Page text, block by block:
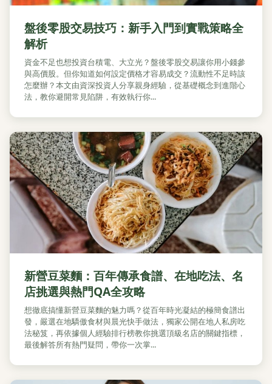
盤後零股交易技巧：新手入門到實戰策略全
解析
資金不足也想投資台積電、大立光？盤後零股交易讓你用小錢參
與高價股。但你知道如何設定價格才容易成交？流動性不足時該
怎麼辦？本文由資深投資人分享親身經驗，從基礎概念到進階心
法，教你避開常見陷阱，有效執行你...
新營豆菜麵：百年傳承食譜、在地吃法、名
店挑選與熱門QA全攻略
想徹底搞懂新營豆菜麵的魅力嗎？從百年時光凝結的極簡食譜出
發，嚴選在地驕傲食材與晨光快手做法，獨家公開在地人私房吃
法秘笈，再依據個人經驗排行榜教你挑選頂級名店的關鍵指標，
最後解答所有熱門疑問，帶你一次掌...